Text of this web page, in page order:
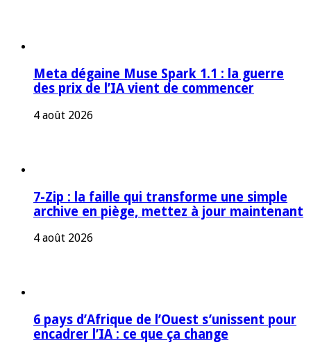
Meta dégaine Muse Spark 1.1 : la guerre
des prix de l’IA vient de commencer
4 août 2026
7-Zip : la faille qui transforme une simple
archive en piège, mettez à jour maintenant
4 août 2026
6 pays d’Afrique de l’Ouest s’unissent pour
encadrer l’IA : ce que ça change